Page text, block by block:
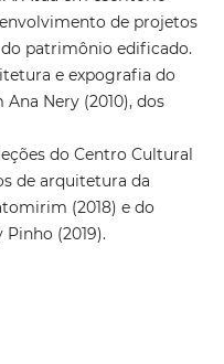
de projetos
patrimônio edificado.
e expografia do
Nery (2010), dos
do Centro Cultural
de arquitetura da
(2018) e do
(2019).